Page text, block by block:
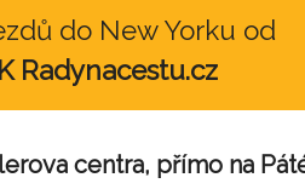
do New Yorku od
Radynacestu.cz
centra, přímo na